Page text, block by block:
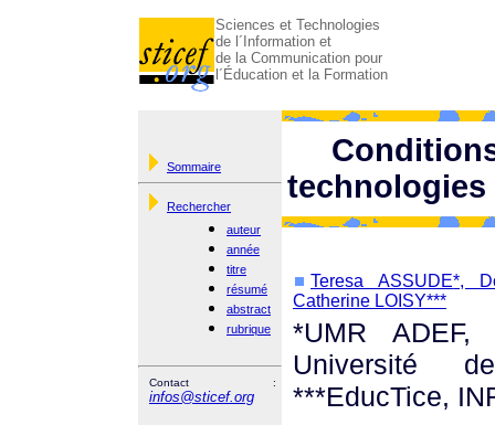
Sciences et Technologies
de l´Information et
de la Communication pour
l´Éducation et la Formation
Sommaire
Rechercher
auteur
année
titre
résumé
abstract
rubrique
Contact :
infos@sticef.org
Teresa ASSUDE*,
Catherine LOISY***
*UMR ADEF,
Université
***EducTice,